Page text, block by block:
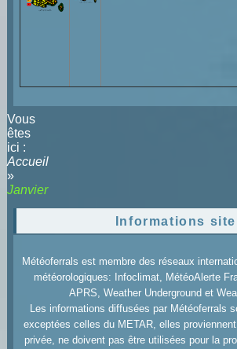
Vous
êtes
ici :
Accueil
»
Janvier
Informations site
Météoferrals est membre des réseaux
météorologiques: Infoclimat, MétéoAlerte
APRS, Weather Underground et
Les informations diffusées par Météoferrals
exceptées celles du METAR, elles
privée, ne doivent pas être utilisées pour la